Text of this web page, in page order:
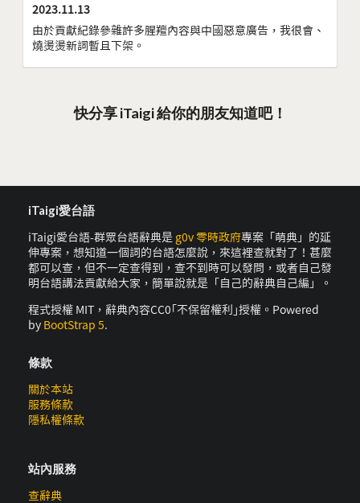
2023.11.13
由於貢獻紀錄參雜許多腥羶內容與中國惡意廣告，我很會、
燒燙燙新詞暫且下架。
快分享 iTaigi 給你的朋友知道吧！
iTaigi愛台語
iTaigi愛台語-群眾台語辭典是 g0v 零時政府專案「萌典」的延
伸專案，想知道一個詞的台語怎麼說，來這裡查就對了！甚麼
都可以查，但不一定查得到，查不到時可以發問，或者自己發
明台語講法貢獻給大家，簡單說就是「自己的辭典自己編」。
程式授權 MIT，辭典內容CC0｢不保留權利｣授權。Powered
by BootStrap 5.
條款
關於本站
服務條款
隱私權條款
站內服務
查辭典